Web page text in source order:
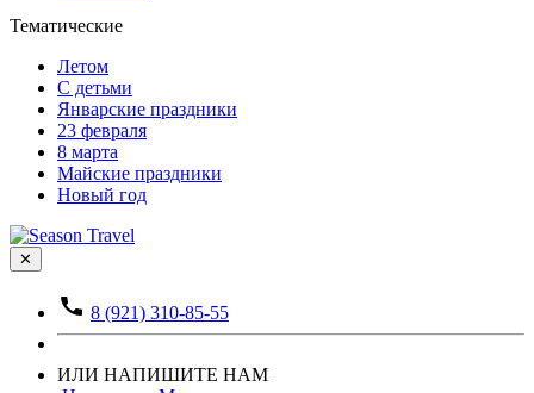
Тематические
Летом
С детьми
Январские праздники
23 февраля
8 марта
Майские праздники
Новый год
✕
8 (921) 310-85-55
ИЛИ НАПИШИТЕ НАМ